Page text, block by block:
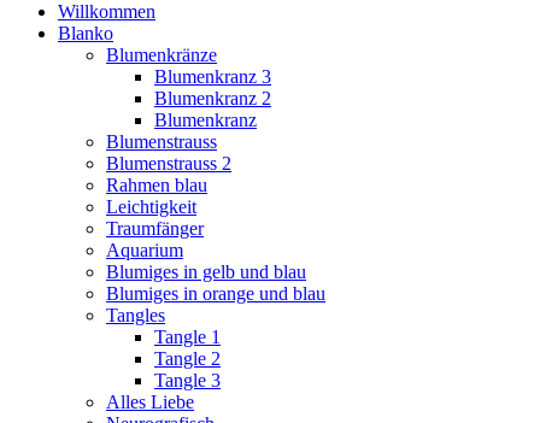
Willkommen
Blanko
Blumenkränze
Blumenkranz 3
Blumenkranz 2
Blumenkranz
Blumenstrauss
Blumenstrauss 2
Rahmen blau
Leichtigkeit
Traumfänger
Aquarium
Blumiges in gelb und blau
Blumiges in orange und blau
Tangles
Tangle 1
Tangle 2
Tangle 3
Alles Liebe